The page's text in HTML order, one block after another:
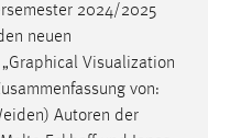
2024/2025
neuen
Visualization
von:
) Autoren der
anonym.
zu verstehen, wie
nutzen.